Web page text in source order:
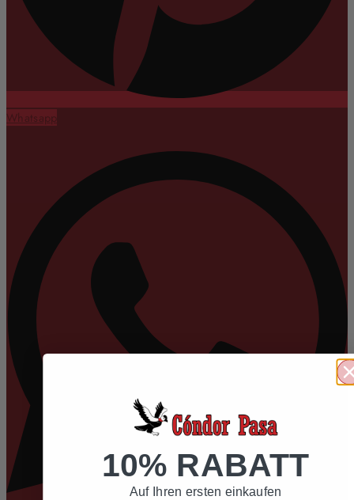
Whatsapp
10% RABATT
Auf Ihren ersten einkaufen